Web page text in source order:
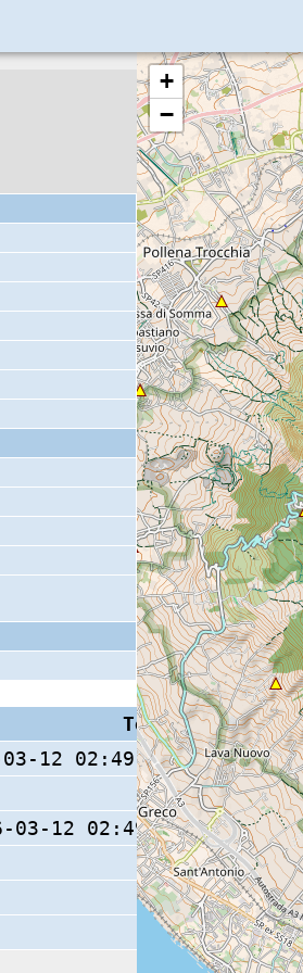
Tempo S (W/M/O)
03-12 02:49:09.96 (0/ / )
03-12 02:49:10.1 (0/ / )
+
−